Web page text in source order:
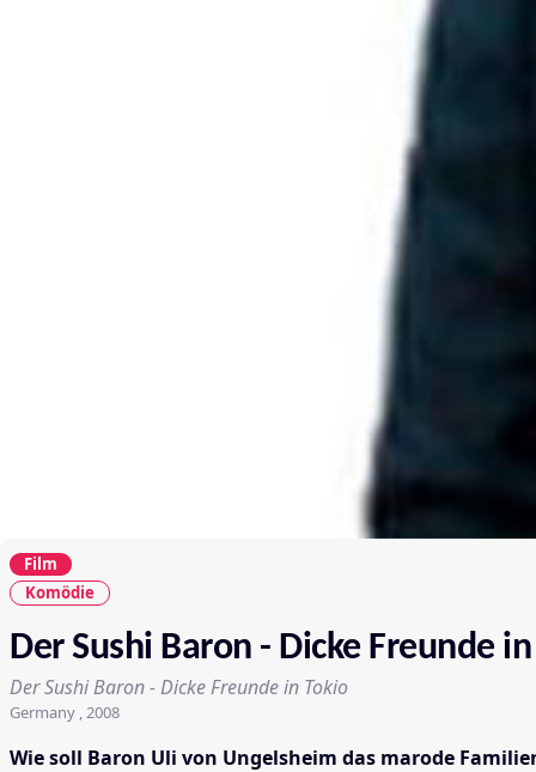
Film
Komödie
Der Sushi Baron - Dicke Freunde
Der Sushi Baron - Dicke Freunde in Tokio
Germany , 2008
Wie soll Baron Uli von Ungelsheim das marode